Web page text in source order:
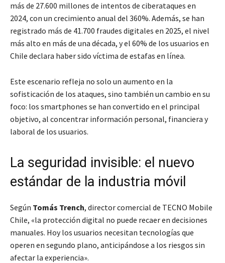
más de 27.600 millones de intentos de ciberataques en
2024, con un crecimiento anual del 360%. Además, se han
registrado más de 41.700 fraudes digitales en 2025, el nivel
más alto en más de una década, y el 60% de los usuarios en
Chile declara haber sido víctima de estafas en línea.
Este escenario refleja no solo un aumento en la
sofisticación de los ataques, sino también un cambio en su
foco: los smartphones se han convertido en el principal
objetivo, al concentrar información personal, financiera y
laboral de los usuarios.
La seguridad invisible: el nuevo
estándar de la industria móvil
Según Tomás Trench, director comercial de TECNO Mobile
Chile, «la protección digital no puede recaer en decisiones
manuales. Hoy los usuarios necesitan tecnologías que
operen en segundo plano, anticipándose a los riesgos sin
afectar la experiencia».